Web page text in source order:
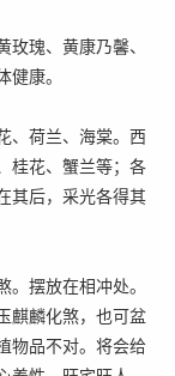
瑰、黄康乃馨、
康。
、荷兰、海棠。西
桂花、蟹兰等；各
其后，采光各得其
摆放在相冲处。
麒麟化煞，也可盆
物品不对。将会给